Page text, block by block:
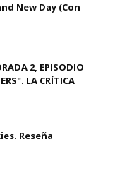
New Day (Con
2, EPISODIO
LA CRÍTICA
Reseña